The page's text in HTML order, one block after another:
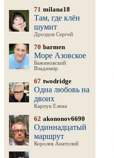
71 milana18
Там, где клён
шумит
Дроздов Сергей
70 barmen
Море Азовское
Бажиновский
Владимир
67 twodridge
Одна любовь на
двоих
Карпук Елена
62 akononov6690
Одиннадцатый
маршрут
Королев Анатолий